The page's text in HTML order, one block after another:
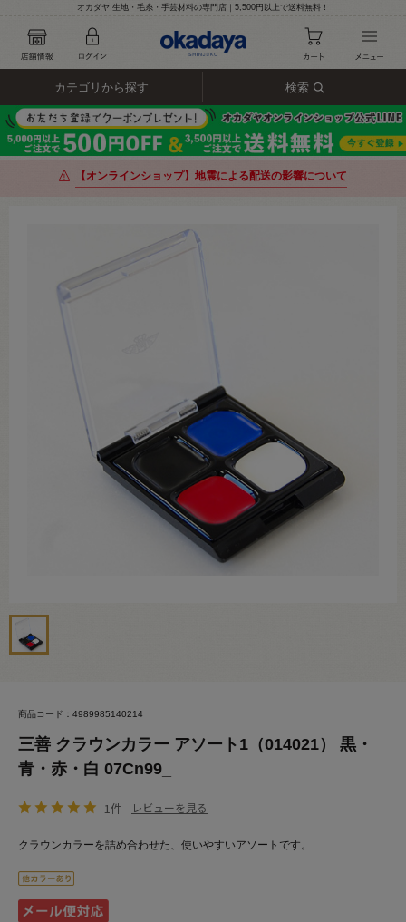
オカダヤ 生地・毛糸・手芸材料の専門店｜5,500円以上で送料無料！
カテゴリから探す 検索
【オンラインショップ】地震による配送の影響について
商品コード：4989985140214
三善 クラウンカラー アソート1（014021） 黒・
青・赤・白 07Cn99_
1件 レビューを見る
クラウンカラーを詰め合わせた、使いやすいアソートです。